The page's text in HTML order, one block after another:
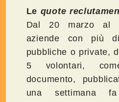
Le quote
Dal 20 marzo al
aziende con più
pubbliche o private,
5 volontari,
documento,
una settimana